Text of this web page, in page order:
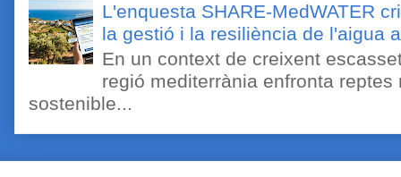
L'enquesta SHARE-MedWATER
la gestió i la resiliència de l'aigua
En un context de creixent
regió mediterrània enfronta
sostenible...